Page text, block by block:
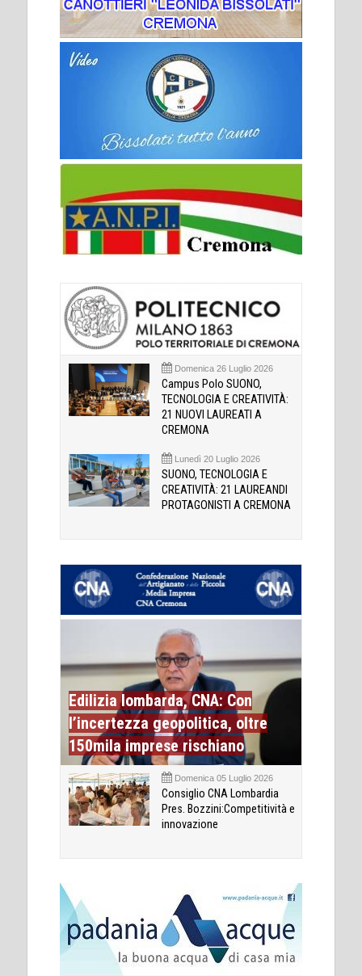
Domenica 26 Luglio 2026
Campus Polo SUONO,
TECNOLOGIA E CREATIVITÀ:
21 NUOVI LAUREATI A
CREMONA
Lunedì 20 Luglio 2026
SUONO, TECNOLOGIA E
CREATIVITÀ: 21 LAUREANDI
PROTAGONISTI A CREMONA
Edilizia lombarda, CNA: Con
l’incertezza geopolitica, oltre
150mila imprese rischiano
Domenica 05 Luglio 2026
Consiglio CNA Lombardia
Pres. Bozzini:Competitività e
innovazione